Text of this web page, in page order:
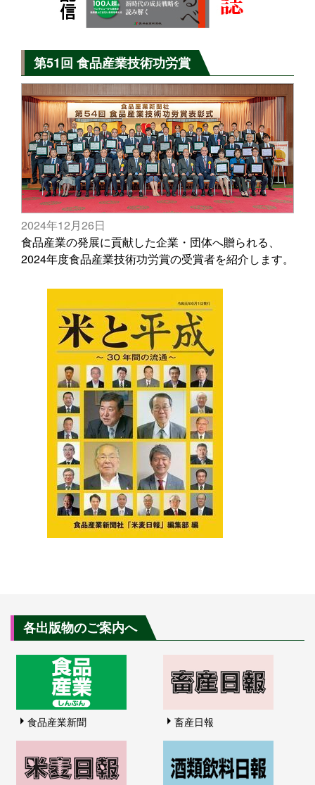
第51回 食品産業技術功労賞
2024年12月26日
食品産業の発展に貢献した企業・団体へ贈られる、
2024年度食品産業技術功労賞の受賞者を紹介します。
各出版物のご案内へ
食品産業新聞 畜産日報